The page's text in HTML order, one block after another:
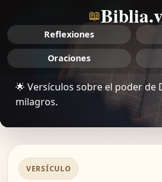
📖
Reflexiones
Oraciones
🌟 Versículos sobre el poder de
milagros.
VERSÍCULO